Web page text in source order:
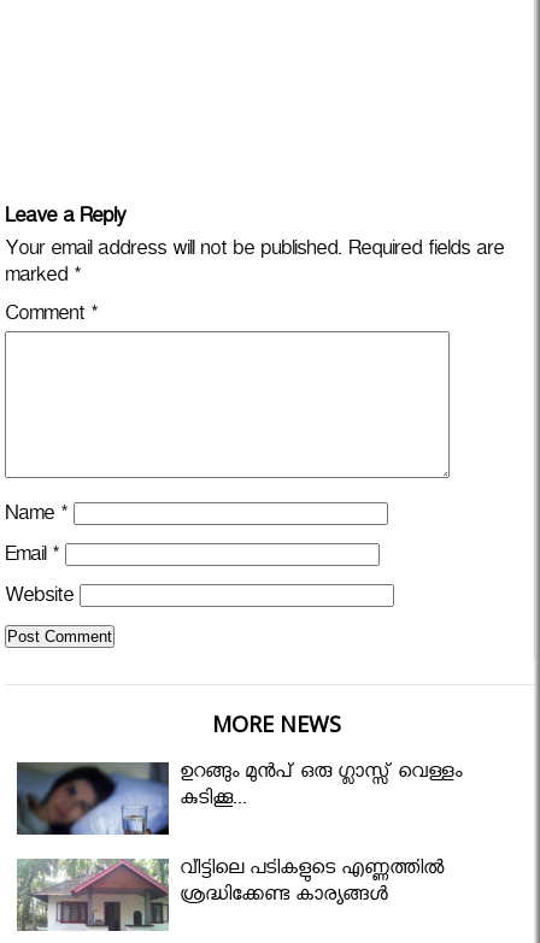
Leave a Reply
Your email address will not be published. Required fields are
marked *
Comment *
Name *
Email *
Website
MORE NEWS
ഉറങ്ങും മുന്‍പ് ഒരു ഗ്ലാസ്സ് വെള്ളം
കുടിക്കൂ...
വീട്ടിലെ പടികളുടെ എണ്ണത്തിൽ
ശ്രദ്ധിക്കേണ്ട കാര്യങ്ങൾ